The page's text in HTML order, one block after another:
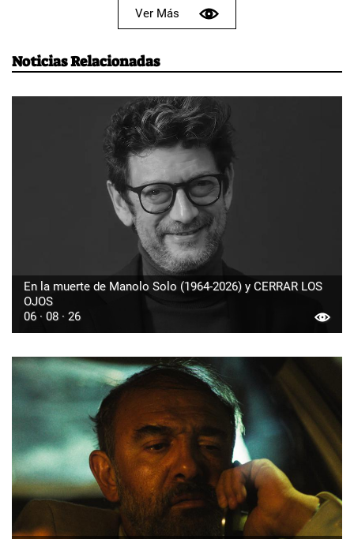
Ver Más
Noticias Relacionadas
En la muerte de Manolo Solo (1964-2026) y CERRAR LOS
OJOS
06 · 08 · 26